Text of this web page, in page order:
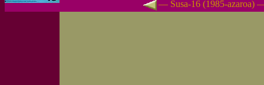
— Susa-16 (1985-azaroa)